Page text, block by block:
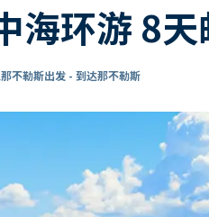
海环游 8
不勒斯出发 - 到达那不勒斯